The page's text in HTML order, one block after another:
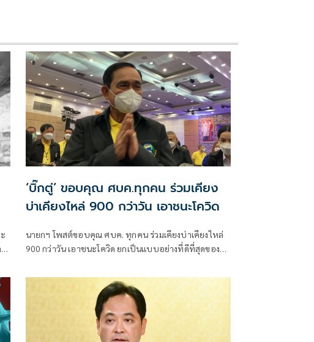
‘บิ๊กตู่’ ขอบคุณ ศบค.ทุกคน ร่วมเคียง
บ่าเคียงไหล่ 900 กว่าวัน เอาชนะโควิด
นายกฯ โพสต์ขอบคุณ ศบค. ทุกคน ร่วมเคียงบ่าเคียงไหล่
900 กว่าวัน เอาชนะโควิด ยกเป็นแบบอย่างที่ดีที่สุดของ
ประชาชนต้องปลอดภัย